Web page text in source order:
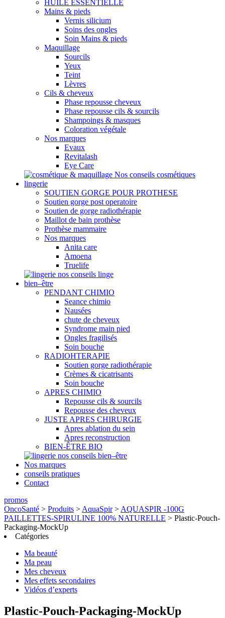
HUILE ESSENTIELLE
Mains & pieds
Vernis silicium
Soins des ongles
Soin Mains & pieds
Maquillage
Sourcils
Yeux
Teint
Lèvres
Cils & cheveux
Phase repousse cheveux
Phase repousse cils & sourcils
Shampoings & masques
Coloration végétale
Nos marques
Evaux
Revitalash
Eye Care
Nos conseils cosmétiques
lingerie
SOUTIEN GORGE POUR PROTHESE
Soutien gorge post operatoire
Soutien de gorge radiothérapie
Maillot de bain prothèse
Prothèse mammaire
Nos marques
Anita care
Amoena
Truelife
nos conseils linge
bien–être
PENDANT CHIMIO
Seance chimio
Nausées
chute de cheveux
Syndrome main pied
Ongles fragilisés
Soin bouche
RADIOHTERAPIE
Soutien gorge radiothérapie
Crèmes & cicatrisants
Soin bouche
APRES CHIMIO
Repousse cils & sourcils
Repousse des cheveux
JUSTE APRES CHIRURGIE
Apres ablation du sein
Apres reconstruction
BIEN-ÊTRE BIO
nos conseils bien–être
Nos marques
conseils pratiques
Contact
promos
OncoSanté > Produits > AquaSpir> AQUASPIR -100G
PAILLETTES-SPIRULINE 100% NATURELLE > Plastic-Pouch-
Packaging-MockUp
Catégories
Ma beauté
Ma peau
Mes cheveux
Mes effets secondaires
Vidéos d’experts
Plastic-Pouch-Packaging-MockUp